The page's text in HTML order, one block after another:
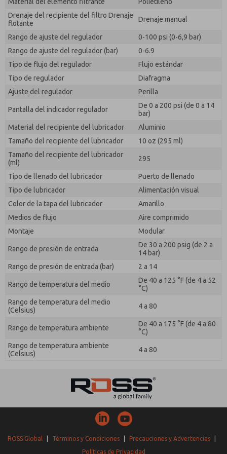
Drenaje del recipiente del filtro Drenaje
flotante
Drenaje manual
Rango de ajuste del regulador
0-100 psi (0-6,9 bar)
Rango de ajuste del regulador (bar)
0-6.9
Tipo de flujo del regulador
Flujo estándar
Tipo de regulador
Diafragma
Ajuste del regulador
Perilla
Pantalla del indicador regulador
De 0 a 200 psi (de 0 a 14
bar)
Material del recipiente del lubricador
Aluminio
Tamaño del recipiente del lubricador
10 oz (295 ml)
Tamaño del recipiente del lubricador
(ml)
295
Tipo de llenado del lubricador
Puerto de llenado
Tipo de lubricador
Alimentación visual
Color de la tapa del lubricador
Amarillo
Medios de flujo
Aire comprimido
Montaje
Modular
Rango de presión de entrada
De 30 a 200 psig (de 2 a
14 bar)
Rango de presión de entrada (bar)
2 a 14
Rango de temperatura del medio
De 40 a 125 °F (de 4 a 52
°C)
Rango de temperatura del medio
(Celsius)
4 a 80
Rango de temperatura ambiente
De 40 a 175 °F (de 4 a 80
°C)
Rango de temperatura ambiente
(Celsius)
4 a 80
ROSS Global Términos y Condiciones Precauciones y Advertencias
Políticas de Privacidad